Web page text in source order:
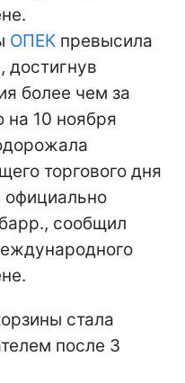
ОПЕК превысила
достигнув
более чем за
на 10 ноября
торгового дня
официально
сообщил
стала
после 3